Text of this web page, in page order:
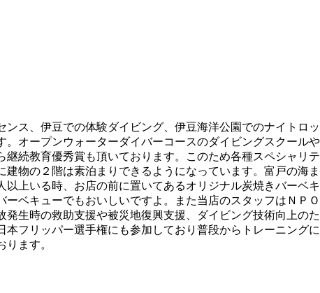
ス、伊豆での体験ダイビング、伊豆海洋公園でのナイトロッ
オープンウォーターダイバーコースのダイビングスクールや
続教育優秀賞も頂いております。このため各種スペシャリテ
物の２階は素泊まりできるようになっています。富戸の海ま
上いる時、お店の前に置いてあるオリジナル炭焼きバーベキ
ベキューでもおいしいですよ。また当店のスタッフはＮＰＯ
生時の救助支援や被災地復興支援、ダイビング技術向上のた
フリッパー選手権にも参加しており普段からトレーニングに
ます。